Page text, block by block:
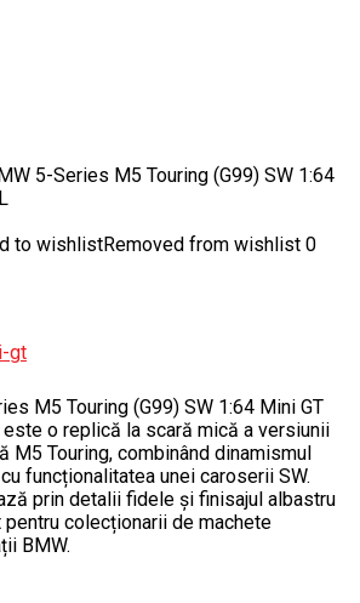
5-Series M5 Touring (G99) SW 1:64
to wishlistRemoved from wishlist 0
M5 Touring (G99) SW 1:64 Mini GT
o replică la scară mică a versiunii
M5 Touring, combinând dinamismul
funcționalitatea unei caroserii SW.
prin detalii fidele și finisajul albastru
colecționarii de machete
BMW.